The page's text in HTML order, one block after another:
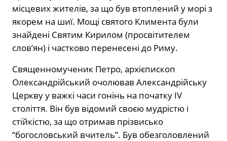
місцевих жителів, за що був втоплений у морі з
якорем на шиї. Мощі святого Климента були
знайдені Святим Кирилом (просвітителем
слов’ян) і частково перенесені до Риму.
Священномученик Петро, архієпископ
Олександрійський очолював Александрійську
Церкву у важкі часи гонінь на початку IV
століття. Він був відомий своєю мудрістю і
стійкістю, за що отримав прізвисько
“богословський вчитель”. Був обезголовлений